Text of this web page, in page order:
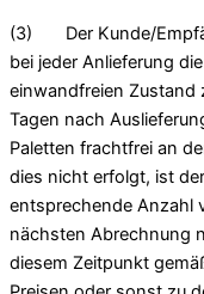
(3) Der Kunde/
bei jeder Anlieferung
einwandfreien Zustand
Tagen nach
Paletten frachtfrei an
dies nicht erfolgt, ist
entsprechende Anzahl
nächsten Abrechnung
diesem Zeitpunkt